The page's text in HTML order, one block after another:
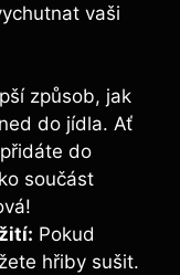
vaši
způsob, jak
do jídla. Ať
do
součást
Pokud
hřiby sušit.